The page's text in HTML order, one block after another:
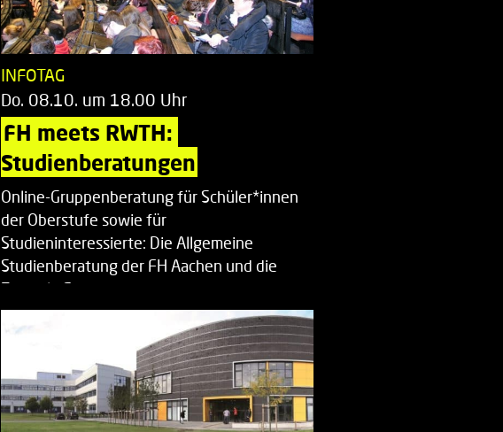
INFOTAG
Do. 08.10. um 18.00 Uhr
FH meets RWTH:
Studienberatungen
Online-Gruppenberatung für Schüler*innen
der Oberstufe sowie für
Studieninteressierte: Die Allgemeine
Studienberatung der FH Aachen und die
Zentrale Studienberatung…